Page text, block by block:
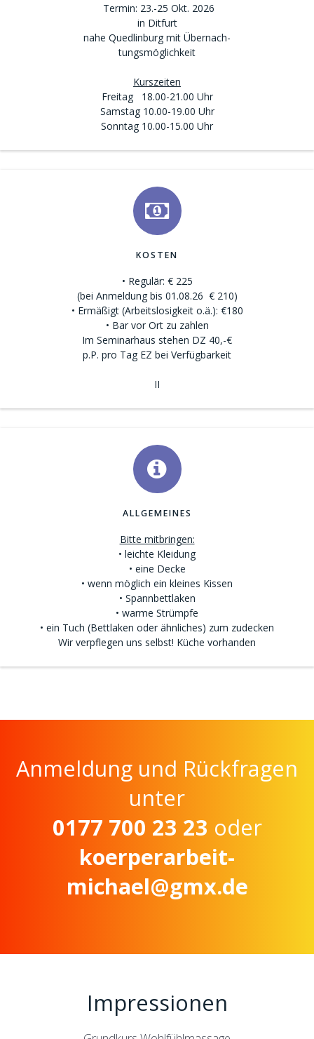
Termin: 23.-25 Okt. 2026
in Ditfurt
nahe Quedlinburg mit Übernach-
tungsmöglichkeit
Kurszeiten
Freitag 18.00-21.00 Uhr
Samstag 10.00-19.00 Uhr
Sonntag 10.00-15.00 Uhr
KOSTEN
• Regulär: € 225
(bei Anmeldung bis 01.08.26 € 210)
• Ermäßigt (Arbeitslosigkeit o.ä.): €180
• Bar vor Ort zu zahlen
Im Seminarhaus stehen DZ 40,-€
p.P. pro Tag EZ bei Verfügbarkeit
II
ALLGEMEINES
Bitte mitbringen:
• leichte Kleidung
• eine Decke
• wenn möglich ein kleines Kissen
• Spannbettlaken
• warme Strümpfe
• ein Tuch (Bettlaken oder ähnliches) zum zudecken
Wir verpflegen uns selbst! Küche vorhanden
Anmeldung und Rückfragen
unter
0177 700 23 23 oder
koerperarbeit-
michael@gmx.de
Impressionen